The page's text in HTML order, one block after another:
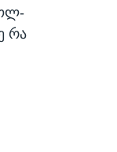
რა